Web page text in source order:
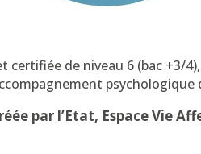
de niveau 6 (bac +3/
par l’Etat, Espace Vie